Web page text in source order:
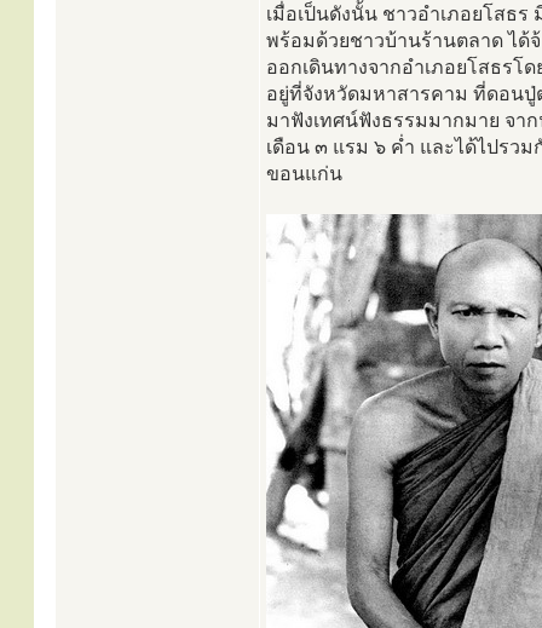
เมื่อเป็นดังนั้น ชาวอำเภอยโสธ
พร้อมด้วยชาวบ้านร้านตลาด ได้
ออกเดินทางจากอำเภอยโสธรโ
อยู่ที่จังหวัดมหาสารคาม ที่ดอน
มาฟังเทศน์ฟังธรรมมากมาย จา
เดือน ๓ แรม ๖ ค่ำ และได้ไปรว
ขอนแก่น